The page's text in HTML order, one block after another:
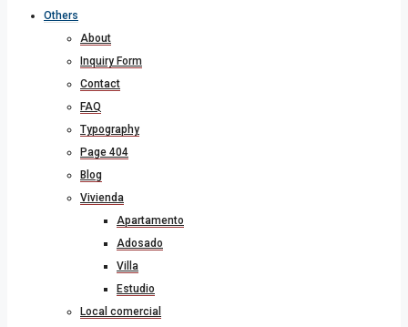
Others
About
Inquiry Form
Contact
FAQ
Typography
Page 404
Blog
Vivienda
Apartamento
Adosado
Villa
Estudio
Local comercial